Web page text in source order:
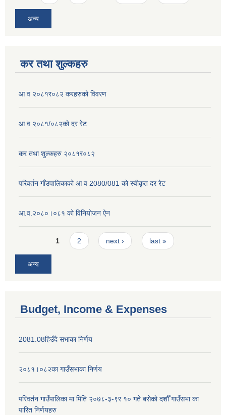
अन्य
कर तथा शुल्कहरु
आ व २०८१र०८२ करहरुको विवरण
आ व २०८१/०८२को दर रेट
कर तथा शुल्कहरु २०८१र०८२
परिवर्तन गाँउपालिकाको आ व 2080/081 को स्वीकृत दर रेट
आ.व.२०८०।०८१ को विनियोजन ऐन
Pages1 2 next › last »
अन्य
Budget, Income & Expenses
2081.08हिउँदे सभाका निर्णय
२०८१।०८२का गाउँसभाका निर्णय
परिवर्तन गाउँपालिका मा मिति २०७८-३-९र १० गते बसेकाे दशौँ गाउँसभा का
पारित निर्णयहरु